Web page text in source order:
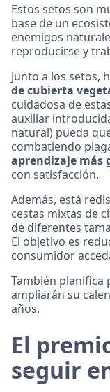
Estos setos son
base de un
enemigos
reproducirse y
Junto a los setos,
de cubierta
cuidadosa de
auxiliar
natural) pueda
combatiendo
aprendizaje más
con satisfacción.
Además, está
cestas mixtas de
de diferentes
El objetivo es
consumidor
También planifica
ampliarán su
años.
El
seguir